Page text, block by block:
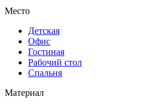
Место
Детская
Офис
Гостиная
Рабочий стол
Спальня
Материал